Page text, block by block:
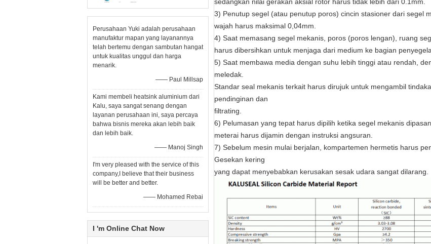
Perusahaan Yuki adalah perusahaan
manufaktur mapan yang layanannya
telah bertemu dengan sambutan hangat
untuk kualitas unggul dan harga
menarik.
—— Paul Millsap
Kami membeli heatsink aluminium dari
Kalu, saya sangat senang dengan
layanan perusahaan ini, saya percaya
bahwa bisnis mereka akan lebih baik
dan lebih baik.
—— Manoj Singh
I'm very pleased with the service of this
company,I believe that their business
will be better and better.
—— Mohamed Rebai
I 'm Online Chat Now
3) Penutup segel (atau penutup poros) cincin stasioner dari segel
wajah harus maksimal 0,04mm.
4) Saat memasang segel mekanis, poros (poros lengan), ruang
harus dibersihkan untuk menjaga dari medium ke bagian
5) Saat membawa media dengan suhu lebih tinggi atau rendah,
meledak.
Standar seal mekanis terkait harus dirujuk untuk mengambil
pendinginan dan
filtrating.
6) Pelumasan yang tepat harus dipilih ketika segel mekanis
meterai harus dijamin dengan instruksi angsuran.
7) Sebelum mesin mulai berjalan, kompartemen hermetis harus
Gesekan kering
yang dapat menyebabkan kerusakan sesak udara sangat dilarang.